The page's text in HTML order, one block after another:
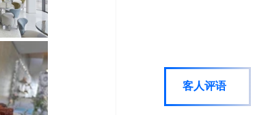
客人评语